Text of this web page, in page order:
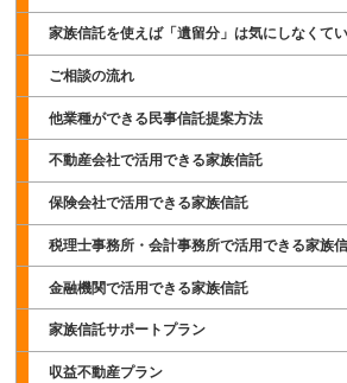
家族信託を使えば「遺留分」は気にしなくて
ご相談の流れ
他業種ができる民事信託提案方法
不動産会社で活用できる家族信託
保険会社で活用できる家族信託
税理士事務所・会計事務所で活用できる家族
金融機関で活用できる家族信託
家族信託サポートプラン
収益不動産プラン